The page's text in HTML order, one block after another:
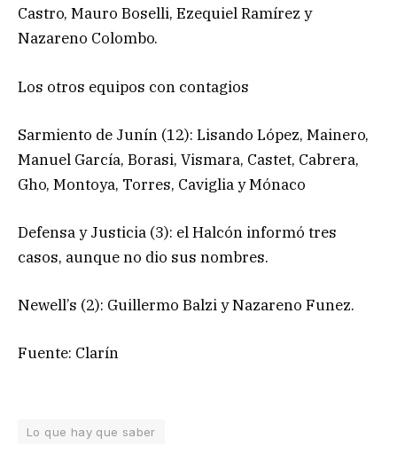
Castro, Mauro Boselli, Ezequiel Ramírez y
Nazareno Colombo.
Los otros equipos con contagios
Sarmiento de Junín (12): Lisando López, Mainero,
Manuel García, Borasi, Vismara, Castet, Cabrera,
Gho, Montoya, Torres, Caviglia y Mónaco
Defensa y Justicia (3): el Halcón informó tres
casos, aunque no dio sus nombres.
Newell’s (2): Guillermo Balzi y Nazareno Funez.
Fuente: Clarín
Lo que hay que saber